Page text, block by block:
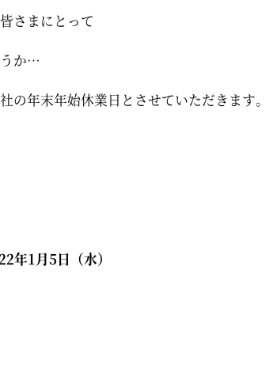
さまにとって
か…
の年末年始休業日とさせていただきます。
年1月5日（水）